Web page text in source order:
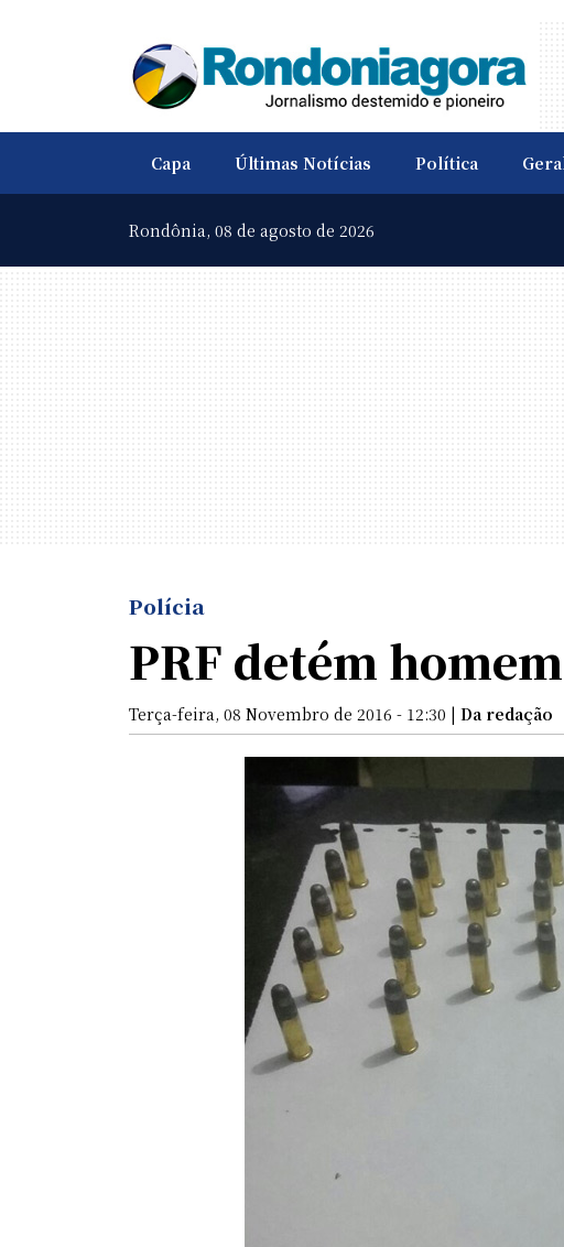
Capa Últimas Notícias Política
Rondônia, 08 de agosto de 2026
Polícia
PRF detém
Terça-feira, 08 Novembro de 2016 - 12:30 | Da redação